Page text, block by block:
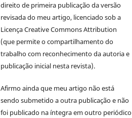
direito de primeira publicação da versão
revisada do meu artigo, licenciado sob a
Licença Creative Commons Attribution
(que permite o compartilhamento do
trabalho com reconhecimento da autoria e
publicação inicial nesta revista).
Afirmo ainda que meu artigo não está
sendo submetido a outra publicação e não
foi publicado na íntegra em outro periódico